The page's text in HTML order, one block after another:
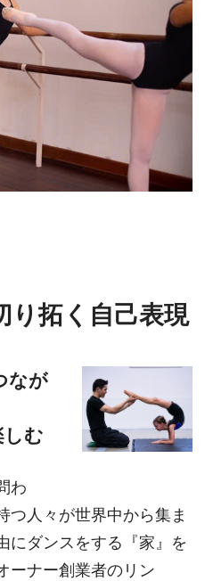
り拓く自己表現
なが
しむ
わ
つ人々が世界中から集ま
にダンスをする『家』を
ーナー創業者のリン